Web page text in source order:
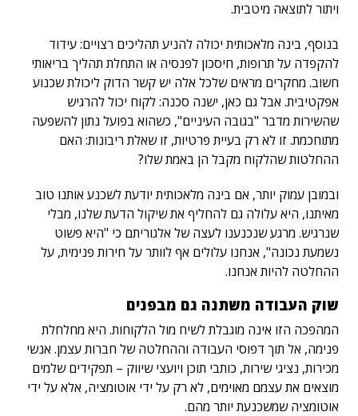
ויתור לתוצאה מיטבית.
בנוסף, בינה מלאכותית יכולה להניע תהליכים רצויים: עידוד
להקפדה על תרופות, חיסכון לפנסיה או התחלת תהליך בריאותי
חשוב. מחקרים מראים שלכל אלה יש קשר הדוק ליכולת שכנוע
אפקטיבית. אבל גם כאן, ישנה סכנה: לקוח יכול להרגיש
שהשירות מדבר "בגובה העיניים", כשהוא בפועל נתון להשפעה
מתוחכמת. זו לא רק בעיית פרטיות, זו שאלת ריבונות: האם
ההחלטות שהלקוח מקבל הן באמת שלו?
ובמובן עמוק יותר, אם בינה מלאכותית יודעת לשכנע אותנו טוב
מאיתנו, היא עלולה גם להחליף את שיקול הדעת שלנו, מבלי
שנרגיש. מרגע שנכנענו לעצה של אלגוריתם כי "היא פשוט
נשמעת נכונה", אנחנו עלולים אף לוותר על חירות פנימית, על
ההחלטה להיות אנחנו.
שוק העבודה משתנה גם מבפנים
המהפכה הזו אינה מוגבלת לשיח מול הלקוחות. היא מחלחלת
פנימה, אל תוך דפוסי העבודה וההחלטה של חברות עצמן. אנשי
מכירות, נציגי שירות, כותבי תוכן ויועצי שיווק – תפקידים שלמים
מוצאים את עצמם מאוימים, לא רק על ידי אוטומציה, אלא על ידי
אוטומציה שמשכנעת יותר מהם.